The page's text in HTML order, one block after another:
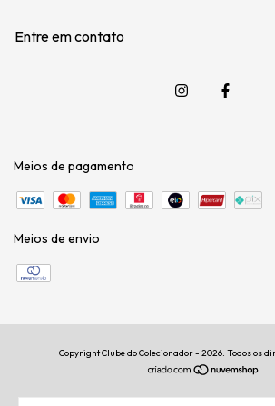
Entre em contato
Meios de pagamento
Meios de envio
Copyright Clube do Colecionador - 2026. Todos os